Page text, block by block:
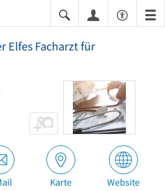
Elfes Facharzt für
Karte Website